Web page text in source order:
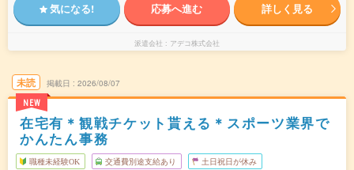
気になる! 応募へ進む 詳しく見る
派遣会社 アデコ株式会社
未読
NEW
掲載日 2026/08/07
在宅有＊観戦チケット貰える＊スポーツ業界で
かんたん事務
職種未経験OK 交通費別途支給あり 土日祝日が休み